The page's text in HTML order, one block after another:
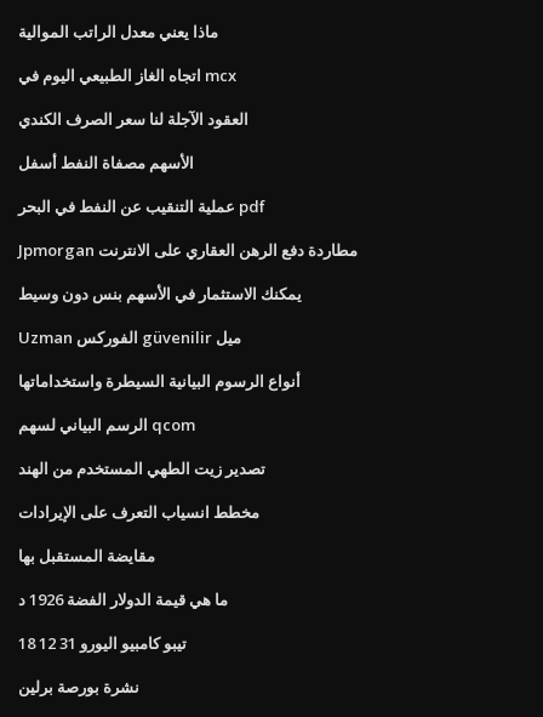
ماذا يعني معدل الراتب الموالية
اتجاه الغاز الطبيعي اليوم في mcx
العقود الآجلة لنا سعر الصرف الكندي
الأسهم مصفاة النفط أسفل
عملية التنقيب عن النفط في البحر pdf
Jpmorgan مطاردة دفع الرهن العقاري على الانترنت
يمكنك الاستثمار في الأسهم بنس دون وسيط
Uzman الفوركس güvenilir ميل
أنواع الرسوم البيانية السيطرة واستخداماتها
الرسم البياني لسهم qcom
تصدير زيت الطهي المستخدم من الهند
مخطط انسياب التعرف على الإيرادات
مقايضة المستقبل بها
ما هي قيمة الدولار الفضة 1926 د
تيبو كامبيو اليورو 31 12 18
نشرة بورصة برلين